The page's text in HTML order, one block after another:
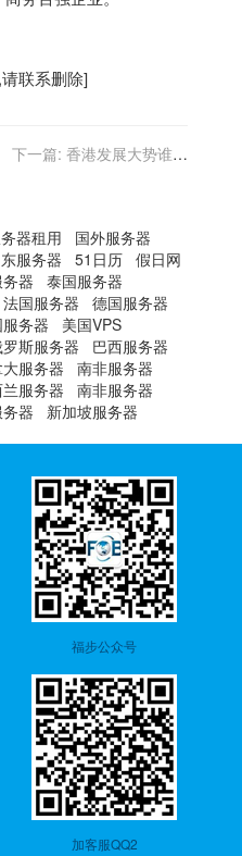
联系删除]
下一篇: 香港发展大势谁也
器租用
国外服务器
服务器 51日历 假日网
器
泰国服务器
法国服务器
德国服务器
务器
美国VPS
斯服务器
巴西服务器
服务器
南非服务器
服务器
南非服务器
器 新加坡服务器
福步公众号
加客服QQ2